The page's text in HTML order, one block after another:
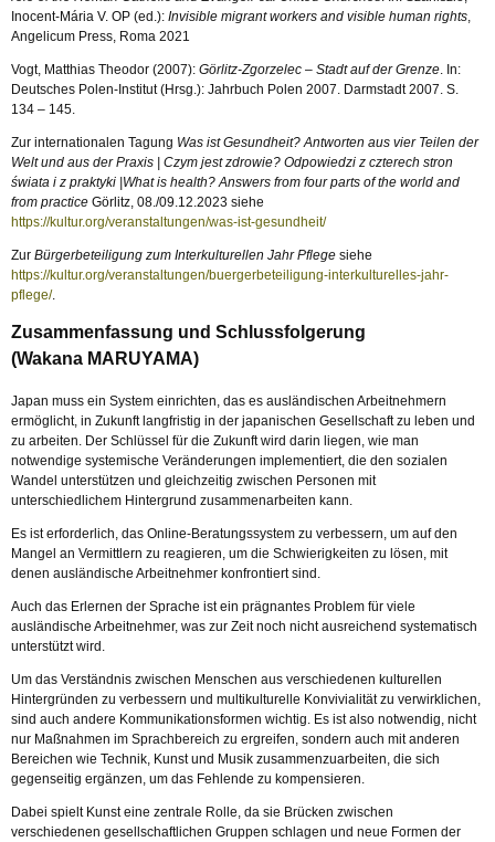
Inocent-Mária V. OP (ed.): Invisible migrant workers and visible human rights
Angelicum Press, Roma 2021
Vogt, Matthias Theodor (2007): Görlitz-Zgorzelec – Stadt auf der Grenze . In:
Deutsches Polen-Institut (Hrsg.): Jahrbuch Polen 2007. Darmstadt 2007. S.
134 – 145.
Zur internationalen Tagung Was ist Gesundheit? Antworten aus vier Teilen der
Welt und aus der Praxis | Czym jest zdrowie? Odpowiedzi z czterech stron
świata i z praktyki |What is health? Answers from four parts of the world and
from practice Görlitz, 08./09.12.2023 siehe
https://kultur.org/veranstaltungen/was-ist-gesundheit/
Zur Bürgerbeteiligung zum Interkulturellen Jahr Pflege siehe
https://kultur.org/veranstaltungen/buergerbeteiligung-interkulturelles-jahr-
pflege/.
Zusammenfassung und Schlussfolgerung
(Wakana MARUYAMA)
Japan muss ein System einrichten, das es ausländischen Arbeitnehmern
ermöglicht, in Zukunft langfristig in der japanischen Gesellschaft zu leben und
zu arbeiten. Der Schlüssel für die Zukunft wird darin liegen, wie man
notwendige systemische Veränderungen implementiert, die den sozialen
Wandel unterstützen und gleichzeitig zwischen Personen mit
unterschiedlichem Hintergrund zusammenarbeiten kann.
Es ist erforderlich, das Online-Beratungssystem zu verbessern, um auf den
Mangel an Vermittlern zu reagieren, um die Schwierigkeiten zu lösen, mit
denen ausländische Arbeitnehmer konfrontiert sind.
Auch das Erlernen der Sprache ist ein prägnantes Problem für viele
ausländische Arbeitnehmer, was zur Zeit noch nicht ausreichend systematisch
unterstützt wird.
Um das Verständnis zwischen Menschen aus verschiedenen kulturellen
Hintergründen zu verbessern und multikulturelle Konvivialität zu verwirklichen,
sind auch andere Kommunikationsformen wichtig. Es ist also notwendig, nicht
nur Maßnahmen im Sprachbereich zu ergreifen, sondern auch mit anderen
Bereichen wie Technik, Kunst und Musik zusammenzuarbeiten, die sich
gegenseitig ergänzen, um das Fehlende zu kompensieren.
Dabei spielt Kunst eine zentrale Rolle, da sie Brücken zwischen
verschiedenen gesellschaftlichen Gruppen schlagen und neue Formen der